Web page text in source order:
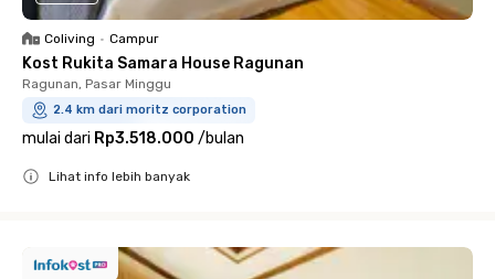
Coliving • Campur
Kost Rukita Samara House Ragunan
Ragunan, Pasar Minggu
2.4 km dari moritz corporation
mulai dari Rp3.518.000 /bulan
Lihat info lebih banyak